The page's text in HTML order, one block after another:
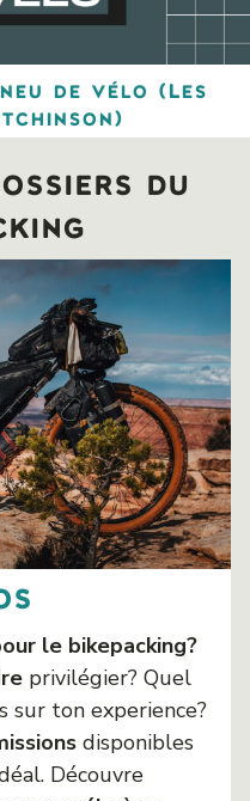
de vélo (Les
du
le bikepacking?
privilégier? Quel
sur ton experience?
disponibles
Découvre